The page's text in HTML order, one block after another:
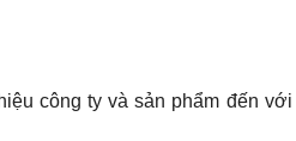
công ty và sản phẩm đến